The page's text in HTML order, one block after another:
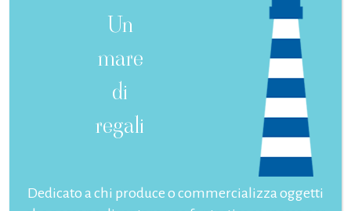
Un
mare
di
regali
Dedicato a chi produce o commercializza oggetti